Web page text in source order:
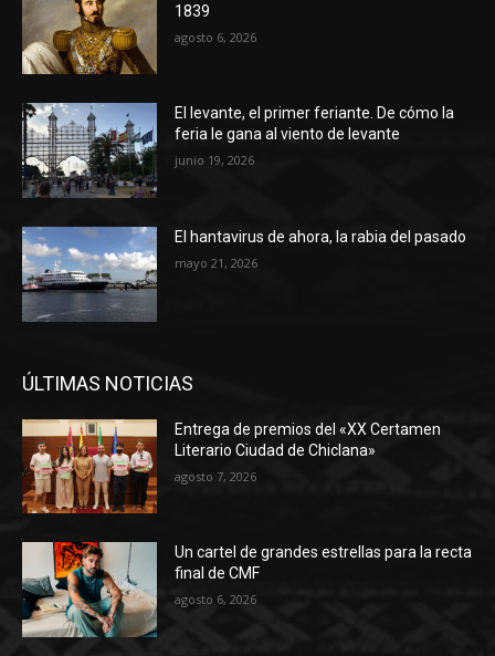
1839
agosto 6, 2026
El levante, el primer feriante. De cómo la
feria le gana al viento de levante
junio 19, 2026
El hantavirus de ahora, la rabia del pasado
mayo 21, 2026
ÚLTIMAS NOTICIAS
Entrega de premios del «XX Certamen
Literario Ciudad de Chiclana»
agosto 7, 2026
Un cartel de grandes estrellas para la recta
final de CMF
agosto 6, 2026